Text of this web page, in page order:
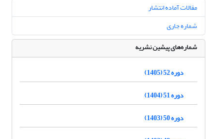
مقالات آماده انتشار
شماره جاری
شماره‌های پیشین نشریه
دوره 52 (1405)
دوره 51 (1404)
دوره 50 (1403)